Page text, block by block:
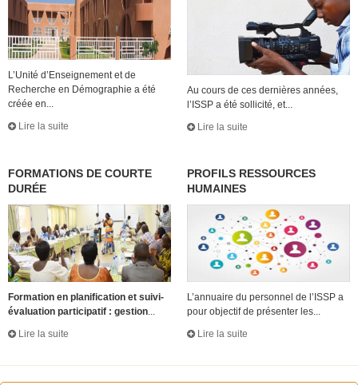
L’Unité d’Enseignement et de
Recherche en Démographie a été
créée en...
Lire la suite
Au cours de ces dernières années,
l’ISSP a été sollicité, et...
Lire la suite
FORMATIONS DE COURTE
DURÉE
Formation en planification et suivi-
évaluation participatif : gestion...
Lire la suite
PROFILS RESSOURCES
HUMAINES
L’annuaire du personnel de l’ISSP a
pour objectif de présenter les...
Lire la suite